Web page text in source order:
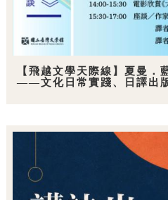
【飛越文學天際線】夏曼．
——文化日常實踐、日譯出